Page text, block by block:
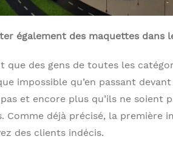
également des maquettes dans
que des gens de toutes les
impossible qu’en passant
et encore plus qu’ils ne soient
Comme déjà précisé, la première
des clients indécis.